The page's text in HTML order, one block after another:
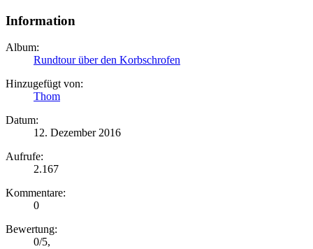
Information
Album:
Rundtour über den Korbschrofen
Hinzugefügt von:
Thom
Datum:
12. Dezember 2016
Aufrufe:
2.167
Kommentare:
0
Bewertung:
0/5,